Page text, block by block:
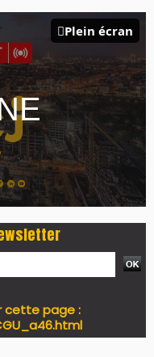
Plein écran
cette page :